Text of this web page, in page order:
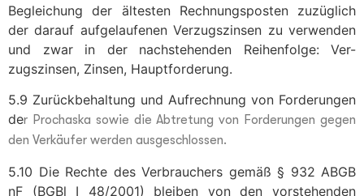
Begleichung der ältesten Rechnungsposten zuzüglich
der darauf aufgelaufenen Verzugszinsen zu verwenden
und zwar in der nachstehenden Reihenfolge: Ver-
zugszinsen, Zinsen, Hauptforderung.
5.9 Zurückbehaltung und Aufrechnung von Forderungen
der Prochaska sowie die Abtretung von Forderungen gegen
den Verkäufer werden ausgeschlossen.
5.10 Die Rechte des Verbrauchers gemäß § 932 ABGB
nF (BGBl I 48/2001) bleiben von den vorstehenden